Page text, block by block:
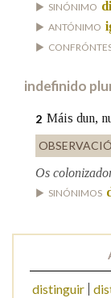
BUSCAR NO
Nas definicións
Nos exemplos
OUTRAS
SINÓNIMO
ANTÓNIMO
indefinido
2 Máis dun,
Os
SINÓNIMOS
distinguir